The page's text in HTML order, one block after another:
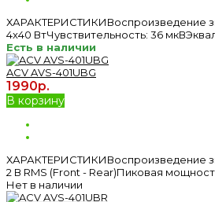
ХАРАКТЕРИСТИКИВоспроизведение
4x40 ВтЧувствительность: 36
Есть в наличии
ACV AVS-401UBG
1990р.
В корзину
ХАРАКТЕРИСТИКИВоспроизведение
2 В RMS (Front - Rear)Пиковая
Нет в наличии